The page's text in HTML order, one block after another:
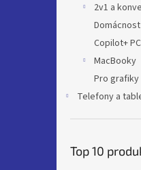
2v1 a
Copilot+ PC
MacBooky
Pro grafiky
Telefony a
Top 10